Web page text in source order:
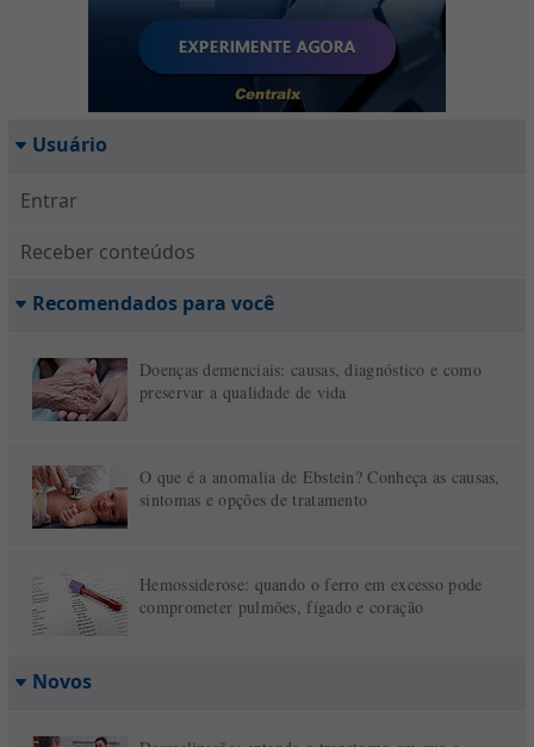
Usuário
Entrar
Receber conteúdos
Recomendados para você
Doenças demenciais: causas, diagnóstico e como
preservar a qualidade de vida
O que é a anomalia de Ebstein? Conheça as causas,
sintomas e opções de tratamento
Hemossiderose: quando o ferro em excesso pode
comprometer pulmões, fígado e coração
Novos